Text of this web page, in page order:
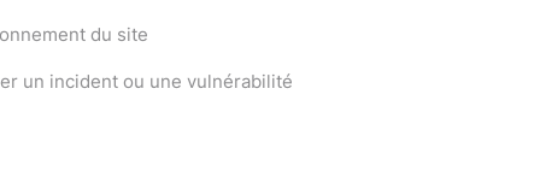
du site
un incident ou une vulnérabilité